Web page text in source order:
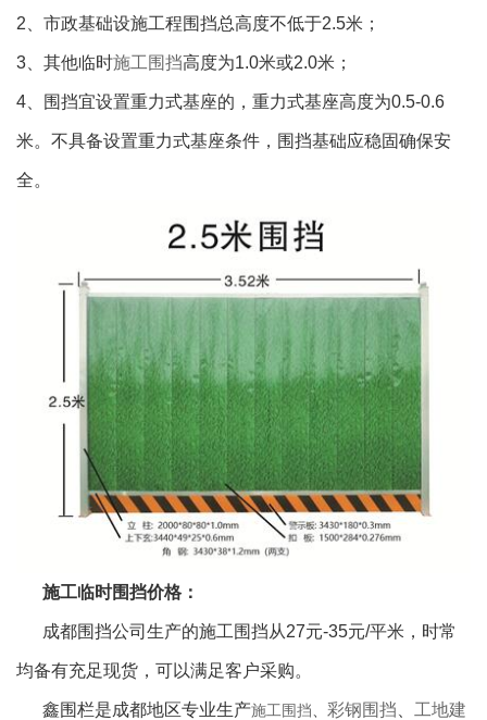
2、市政基础设施工程围挡总高度不低于2.5米；
3、其他临时施工围挡高度为1.0米或2.0米；
4、围挡宜设置重力式基座的，重力式基座高度为0.5-0.6
米。不具备设置重力式基座条件，围挡基础应稳固确保安
全。
施工临时围挡价格：
成都围挡公司生产的施工围挡从27元-35元/平米，时常
均备有充足现货，可以满足客户采购。
鑫围栏是成都地区专业生产施工围挡 彩钢围挡 工地建